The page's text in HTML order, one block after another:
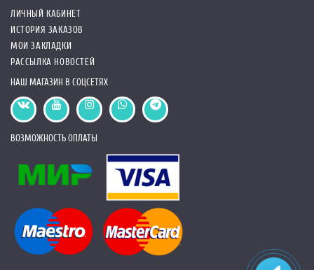
ЛИЧНЫЙ КАБИНЕТ
ИСТОРИЯ ЗАКАЗОВ
МОИ ЗАКЛАДКИ
РАССЫЛКА НОВОСТЕЙ
НАШ МАГАЗИН В СОЦСЕТЯХ
ВОЗМОЖНОСТЬ ОПЛАТЫ